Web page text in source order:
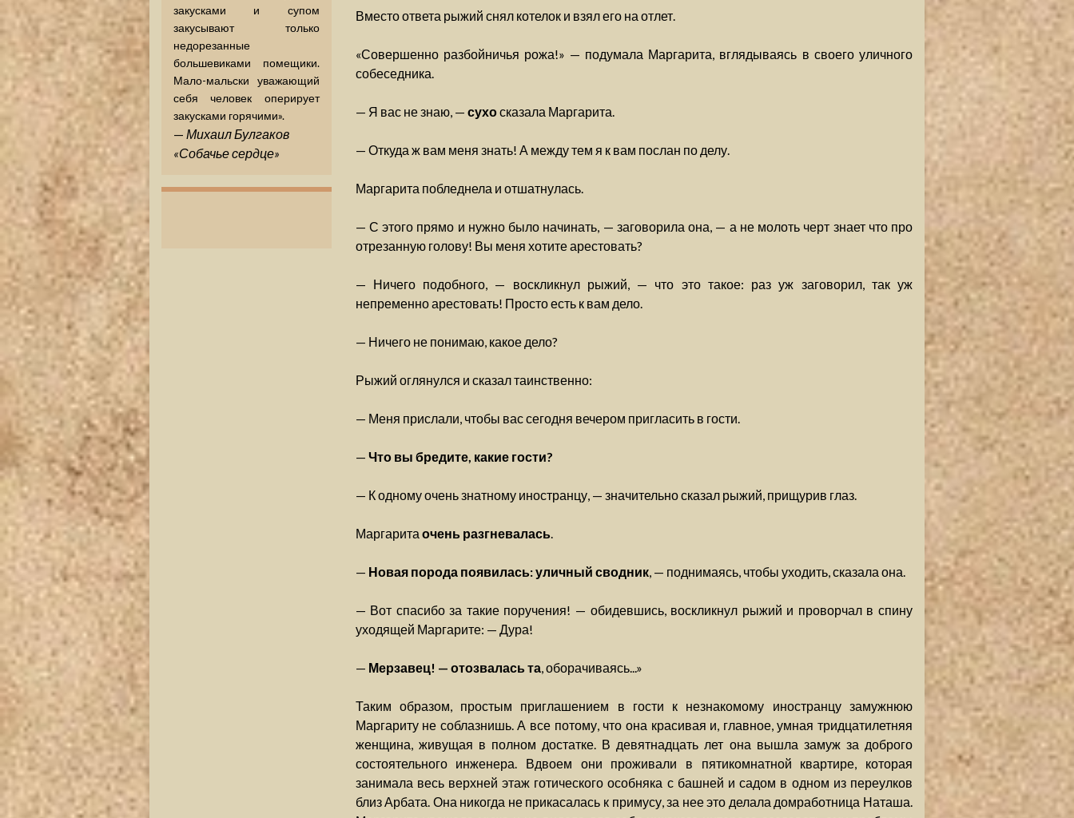
закусками и супом
закусывают только
недорезанные
большевиками помещики.
Мало-мальски уважающий
себя человек оперирует
закусками горячими».
— Михаил Булгаков
«Собачье сердце»
Вместо ответа рыжий снял котелок и взял его на отлет.
«Совершенно разбойничья рожа!» — подумала Маргарита, вглядываясь в своего уличного
собеседника.
— Я вас не знаю, — сухосказала Маргарита.
— Откуда ж вам меня знать! А между тем я к вам послан по делу.
Маргарита побледнела и отшатнулась.
— С этого прямо и нужно было начинать, — заговорила она, — а не молоть черт знает что про
отрезанную голову! Вы меня хотите арестовать?
— Ничего подобного, — воскликнул рыжий, — что это такое: раз уж заговорил, так уж
непременно арестовать! Просто есть к вам дело.
— Ничего не понимаю, какое дело?
Рыжий оглянулся и сказал таинственно:
— Меня прислали, чтобы вас сегодня вечером пригласить в гости.
— Что вы бредите, какие гости?
— К одному очень знатному иностранцу, — значительно сказал рыжий, прищурив глаз.
Маргарита очень разгневалась.
— Новая порода появилась: уличный сводник, — поднимаясь, чтобы уходить, сказала она.
— Вот спасибо за такие поручения! — обидевшись, воскликнул рыжий и проворчал в спину
уходящей Маргарите: — Дура!
— Мерзавец! — отозвалась та , оборачиваясь...»
Таким образом, простым приглашением в гости к незнакомому иностранцу замужнюю
Маргариту не соблазнишь. А все потому, что она красивая и, главное, умная тридцатилетняя
женщина, живущая в полном достатке. В девятнадцать лет она вышла замуж за доброго
состоятельного инженера. Вдвоем они проживали в пятикомнатной квартире, которая
занимала весь верхней этаж готического особняка с башней и садом в одном из переулков
близ Арбата. Она никогда не прикасалась к примусу, за нее это делала домработница Наташа.